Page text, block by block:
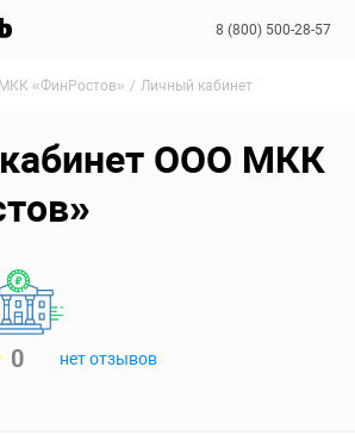
8 (800) 500-28-57
«ФинРостов» Личный кабинет
ООО МКК
0 нет отзывов